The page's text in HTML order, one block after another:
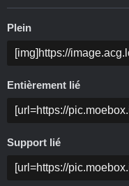
Plein
Entièrement lié
Support lié